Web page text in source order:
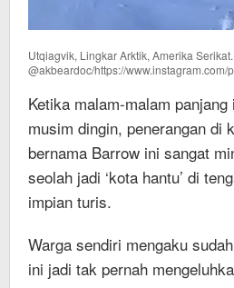
Utqiagvik, Lingkar Arktik, Amerika
@akbeardoc/https://www.instagram.com/
Ketika malam-malam
musim dingin, penerangan di
bernama Barrow ini sangat
seolah jadi ‘kota hantu’ di
impian turis.
Warga sendiri mengaku
ini jadi tak pernah